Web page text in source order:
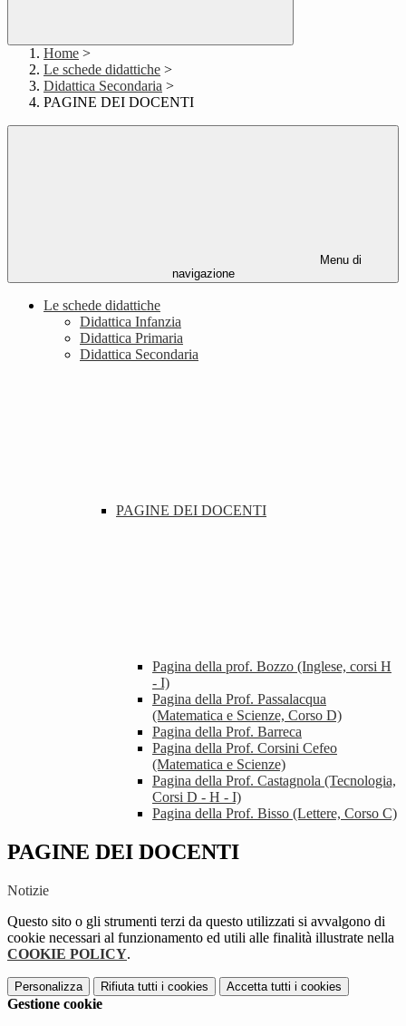
Home >
Le schede didattiche >
Didattica Secondaria >
PAGINE DEI DOCENTI
Menu di
navigazione
Le schede didattiche
Didattica Infanzia
Didattica Primaria
Didattica Secondaria
PAGINE DEI DOCENTI
Pagina della prof. Bozzo (Inglese, corsi H
- I)
Pagina della Prof. Passalacqua
(Matematica e Scienze, Corso D)
Pagina della Prof. Barreca
Pagina della Prof. Corsini Cefeo
(Matematica e Scienze)
Pagina della Prof. Castagnola (Tecnologia,
Corsi D - H - I)
Pagina della Prof. Bisso (Lettere, Corso C)
PAGINE DEI DOCENTI
Notizie
Questo sito o gli strumenti terzi da questo utilizzati si avvalgono di
cookie necessari al funzionamento ed utili alle finalità illustrate nella
COOKIE POLICY.
Personalizza Rifiuta tutti i cookies Accetta tutti i cookies
Gestione cookie